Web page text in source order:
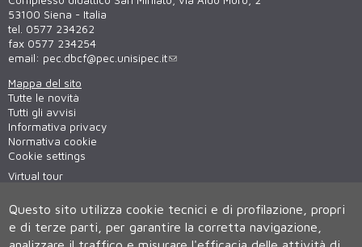
53100 Siena - Italia
tel. 0577 234262
fax 0577 234254
email: pec.dbcf@pec.unisipec.it
Mappa del sito
Tutte le novità
Tutti gli avvisi
Informativa privacy
Normativa cookie
Cookie settings
Virtual tour
Questo sito utilizza cookie tecnici e di profilazione, propri
e di terze parti, per garantire la corretta navigazione,